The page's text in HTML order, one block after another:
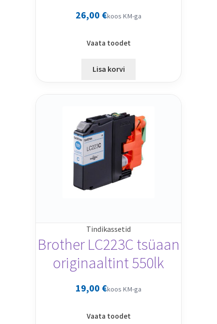
26,00 €koos KM-ga
Vaata toodet
Lisa korvi
Tindikassetid
Brother LC223C tsüaan
originaaltint 550lk
19,00 €koos KM-ga
Vaata toodet